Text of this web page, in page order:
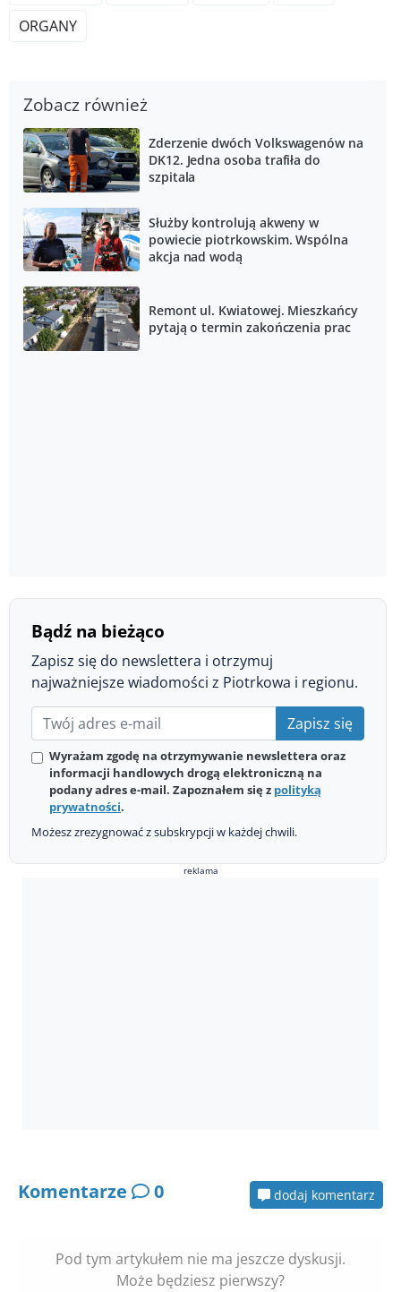
ORGANY
Zobacz również
Zderzenie dwóch Volkswagenów na
DK12. Jedna osoba trafiła do
szpitala
Służby kontrolują akweny w
powiecie piotrkowskim. Wspólna
akcja nad wodą
Remont ul. Kwiatowej. Mieszkańcy
pytają o termin zakończenia prac
Bądź na bieżąco
Zapisz się do newslettera i otrzymuj
najważniejsze wiadomości z Piotrkowa i regionu.
Zapisz się
Wyrażam zgodę na otrzymywanie newslettera oraz
informacji handlowych drogą elektroniczną na
podany adres e-mail. Zapoznałem się z polityką
prywatności.
Możesz zrezygnować z subskrypcji w każdej chwili.
reklama
Komentarze 0 dodaj komentarz
Pod tym artykułem nie ma jeszcze dyskusji.
Może będziesz pierwszy?